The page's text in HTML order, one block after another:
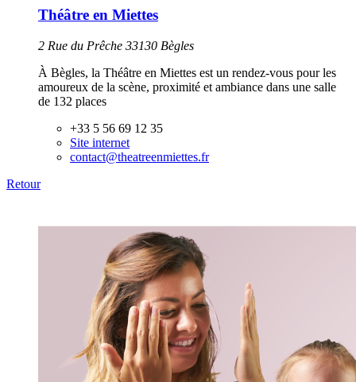
Théâtre en Miettes
2 Rue du Prêche 33130 Bègles
À Bègles, la Théâtre en Miettes est un rendez-vous pour les
amoureux de la scène, proximité et ambiance dans une salle
de 132 places
+33 5 56 69 12 35
Site internet
contact@theatreenmiettes.fr
Retour